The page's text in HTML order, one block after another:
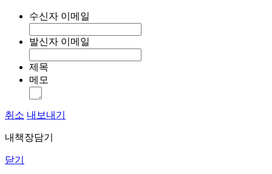
수신자 이메일
발신자 이메일
제목
메모
취소 내보내기
내책장담기
닫기